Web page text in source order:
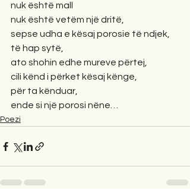
nuk është mall
nuk është vetëm një dritë,
sepse udha e kësaj porosie të ndjek,
të hap sytë,
ato shohin edhe mureve përtej,
cili kënd i përket kësaj kënge,
për ta kënduar,
ende si një porosi nëne…
Poezi